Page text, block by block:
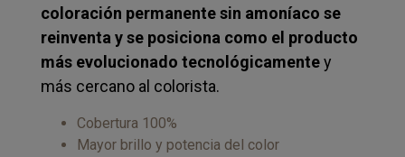
coloración permanente sin amoníaco se
reinventa y se posiciona como el producto
más evolucionado tecnológicamentey
más cercano al colorista.
Cobertura 100%
Mayor brillo y potencia del color